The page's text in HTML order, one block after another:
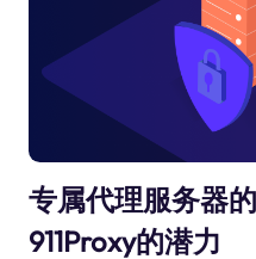
专属代理服务器
911Proxy的潜力